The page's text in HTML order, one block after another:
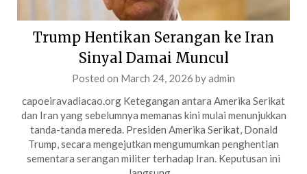
Trump Hentikan Serangan ke Iran
Sinyal Damai Muncul
Posted on March 24, 2026 byadmin
capoeiravadiacao.org Ketegangan antara Amerika Serikat
dan Iran yang sebelumnya memanas kini mulai menunjukkan
tanda-tanda mereda. Presiden Amerika Serikat, Donald
Trump, secara mengejutkan mengumumkan penghentian
sementara serangan militer terhadap Iran. Keputusan ini